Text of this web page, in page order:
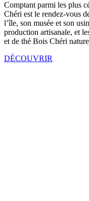
Comptant parmi les plus
Chéri est le rendez-vous
l’île, son musée et son
production artisanale, et
et de thé Bois Chéri
DÉCOUVRIR